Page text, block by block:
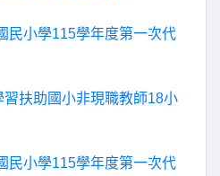
民小學115學年度第一次代
扶助國小非現職教師18小
民小學115學年度第一次代